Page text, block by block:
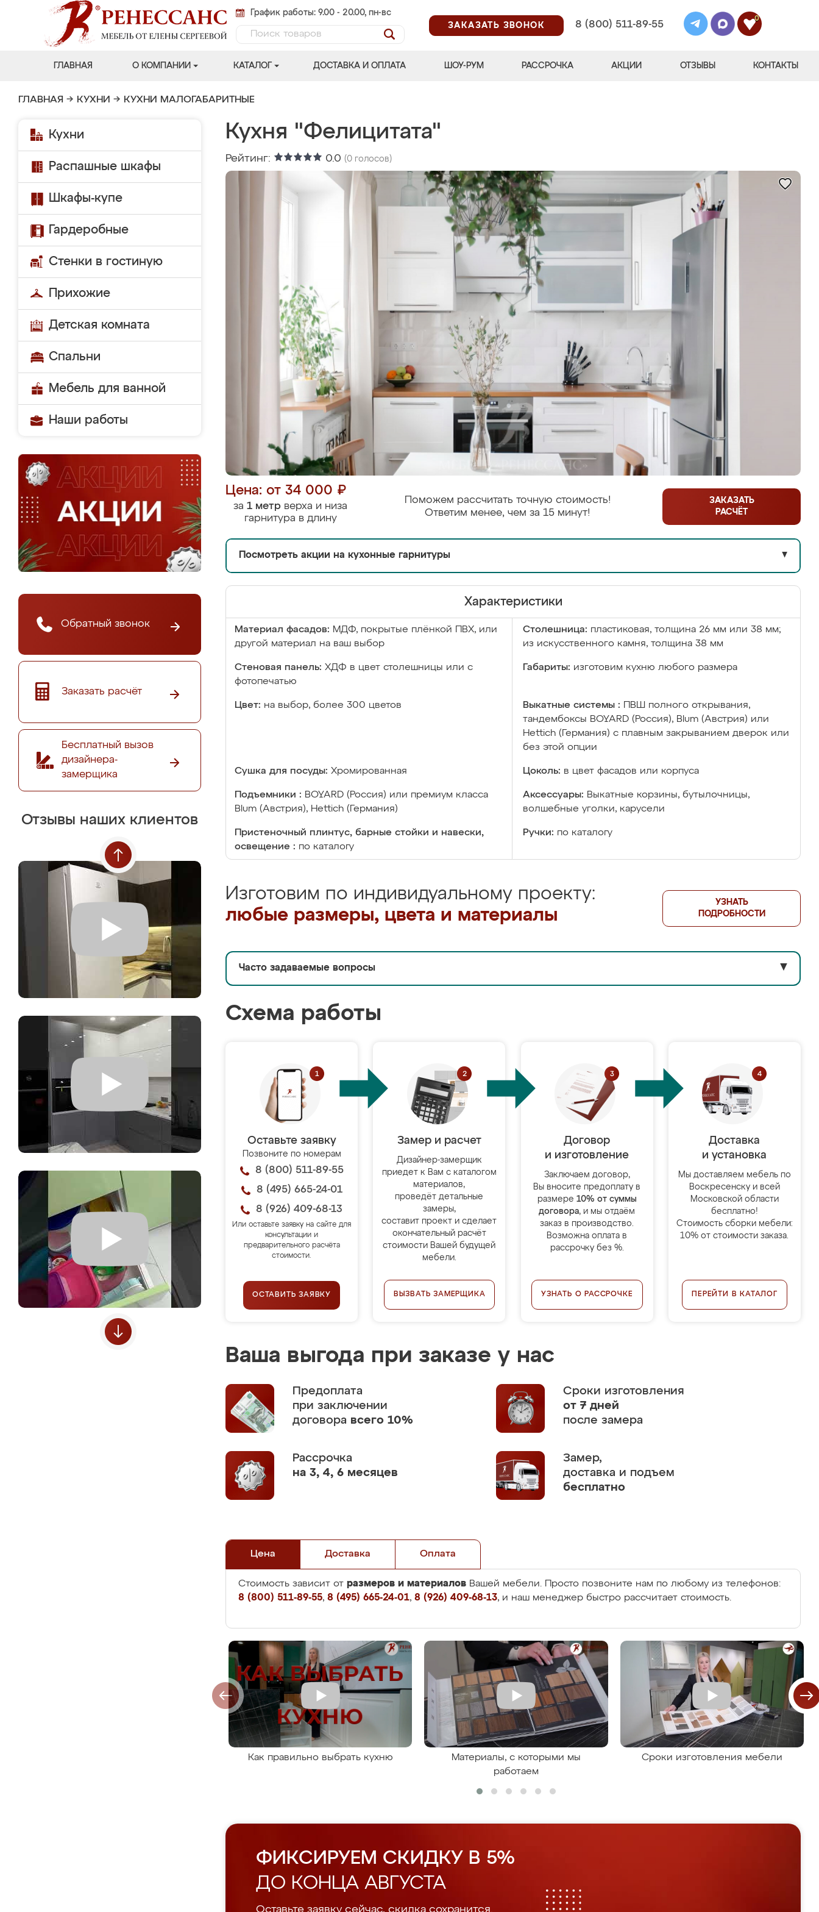
График работы: 9.00 - 20.00, пн-вс
ЗАКАЗАТЬ ЗВОНОК
8 (800) 511-89-55
0
ГЛАВНАЯ О КОМПАНИИ КАТАЛОГ ДОСТАВКА И ОПЛАТА ШОУ-РУМ РАССРОЧКА АКЦИИ ОТЗЫВЫ КОНТАКТЫ
ГЛАВНАЯ → КУХНИ → КУХНИ МАЛОГАБАРИТНЫЕ
Кухни
Распашные шкафы
Шкафы-купе
Гардеробные
Стенки в гостиную
Прихожие
Детская комната
Спальни
Мебель для ванной
Наши работы
Обратный звонок
Заказать расчёт
Бесплатный вызов
дизайнера-
замерщика
Отзывы наших клиентов
Кухня "Фелицитата"
Рейтинг: 0.0 (0 голосов)
Цена: от 34 000 ₽
за 1 метр верха и низа
гарнитура в длину
Поможем рассчитать точную стоимость!
Ответим менее, чем за 15 минут!
ЗАКАЗАТЬ
РАСЧЁТ
Посмотреть акции на кухонные гарнитуры ▼
Характеристики
Материал фасадов: МДФ, покрытые плёнкой ПВХ, или
другой материал на ваш выбор
Столешница: пластиковая, толщина 26 мм или 38 мм;
из искусственного камня, толщина 38 мм
Стеновая панель: ХДФ в цвет столешницы или с
фотопечатью
Габариты: изготовим кухню любого размера
Цвет: на выбор, более 300 цветов Выкатные системы :
ПВШ полного открывания,
тандембоксы BOYARD (Россия), Blum (Австрия) или
Hettich (Германия) с плавным закрыванием дверок или
без этой опции
Сушка для посуды: Хромированная Цоколь: в цвет фасадов или корпуса
Подъемники : BOYARD (Россия) или премиум класса
Blum (Австрия), Hettich (Германия)
Аксессуары: Выкатные корзины, бутылочницы,
волшебные уголки, карусели
Пристеночный плинтус, барные стойки и навески,
освещение : по каталогу
Ручки: по каталогу
Изготовим по индивидуальному проекту:
любые размеры, цвета и материалы
УЗНАТЬ
ПОДРОБНОСТИ
Часто задаваемые вопросы ▼
Схема работы
Оставьте заявку
Позвоните по номерам
8 (800) 511-89-55
8 (495) 665-24-01
8 (926) 409-68-13
Или оставьте заявку на сайте для
консультации и
предварительного расчёта
стоимости.
ОСТАВИТЬ ЗАЯВКУ
Замер и расчет
Дизайнер-замерщик
приедет к Вам с каталогом
материалов,
проведёт детальные
замеры,
составит проект и сделает
окончательный расчёт
стоимости Вашей будущей
мебели.
ВЫЗВАТЬ ЗАМЕРЩИКА
Договор
и изготовление
Заключаем договор,
Вы вносите предоплату в
размере 10% от суммы
договора, и мы отдаём
заказ в производство.
Возможна оплата в
рассрочку без %.
УЗНАТЬ О РАССРОЧКЕ
Доставка
и установка
Мы доставляем мебель по
Воскресенску и всей
Московской области
бесплатно!
Стоимость сборки мебели:
10% от стоимости заказа.
ПЕРЕЙТИ В КАТАЛОГ
Ваша выгода при заказе у нас
Предоплата
при заключении
договора всего 10%
Сроки изготовления
от 7 дней
после замера
Рассрочка
на 3, 4, 6 месяцев
Замер,
доставка и подъем
бесплатно
Цена Доставка Оплата
Стоимость зависит от размеров и материалов Вашей мебели. Просто позвоните нам по любому из телефонов:
8 (800) 511-89-55, 8 (495) 665-24-01, 8 (926) 409-68-13, и наш менеджер быстро рассчитает стоимость.
Как правильно выбрать кухню
Материалы, с которыми мы
работаем
Сроки изготовления мебели
ФИКСИРУЕМ СКИДКУ В 5%
ДО КОНЦА АВГУСТА
Оставьте заявку сейчас, скидка сохранится.